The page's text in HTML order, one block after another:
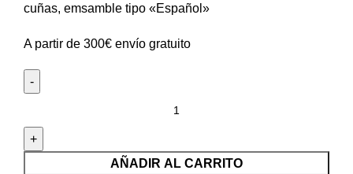
cuñas, emsamble tipo «Español»
A partir de 300€ envío gratuito
AÑADIR AL CARRITO